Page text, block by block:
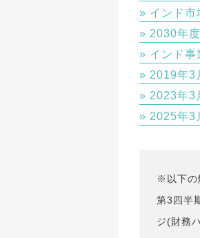
インド
2030年
インド
2019年3
2023年3
2025年3
※以下の
第3四半
ジ(財務